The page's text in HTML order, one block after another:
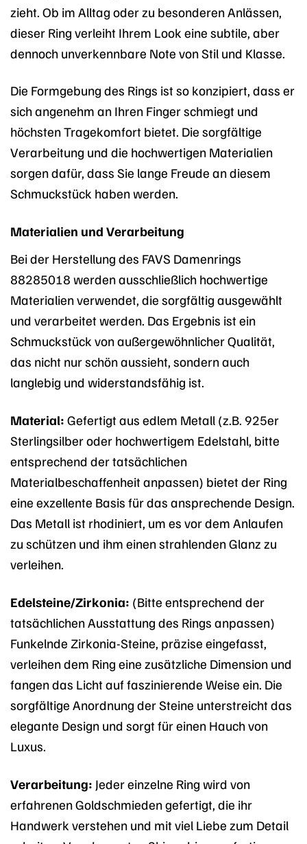
zieht. Ob im Alltag oder zu besonderen Anlässen,
dieser Ring verleiht Ihrem Look eine subtile, aber
dennoch unverkennbare Note von Stil und Klasse.
Die Formgebung des Rings ist so konzipiert, dass er
sich angenehm an Ihren Finger schmiegt und
höchsten Tragekomfort bietet. Die sorgfältige
Verarbeitung und die hochwertigen Materialien
sorgen dafür, dass Sie lange Freude an diesem
Schmuckstück haben werden.
Materialien und Verarbeitung
Bei der Herstellung des FAVS Damenrings
88285018 werden ausschließlich hochwertige
Materialien verwendet, die sorgfältig ausgewählt
und verarbeitet werden. Das Ergebnis ist ein
Schmuckstück von außergewöhnlicher Qualität,
das nicht nur schön aussieht, sondern auch
langlebig und widerstandsfähig ist.
Material: Gefertigt aus edlem Metall (z.B. 925er
Sterlingsilber oder hochwertigem Edelstahl, bitte
entsprechend der tatsächlichen
Materialbeschaffenheit anpassen) bietet der Ring
eine exzellente Basis für das ansprechende Design.
Das Metall ist rhodiniert, um es vor dem Anlaufen
zu schützen und ihm einen strahlenden Glanz zu
verleihen.
Edelsteine/Zirkonia: (Bitte entsprechend der
tatsächlichen Ausstattung des Rings anpassen)
Funkelnde Zirkonia-Steine, präzise eingefasst,
verleihen dem Ring eine zusätzliche Dimension und
fangen das Licht auf faszinierende Weise ein. Die
sorgfältige Anordnung der Steine unterstreicht das
elegante Design und sorgt für einen Hauch von
Luxus.
Verarbeitung: Jeder einzelne Ring wird von
erfahrenen Goldschmieden gefertigt, die ihr
Handwerk verstehen und mit viel Liebe zum Detail